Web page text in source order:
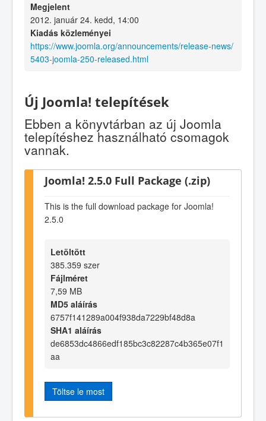
Megjelent
2012. január 24. kedd, 14:00
Kiadás közleményei
https://www.joomla.org/announcements/release-news/
5403-joomla-250-released.html
Új Joomla! telepítések
Ebben a könyvtárban az új Joomla
telepítéshez használható csomagok
vannak.
Joomla! 2.5.0 Full Package (.zip)
This is the full download package for Joomla!
2.5.0
Letöltött
385.359 szer
Fájlméret
7,59 MB
MD5 aláírás
6757f141289a004f938da7229bf48d8a
SHA1 aláírás
de6853dc4866edf185bc3c82287c4b365e07f1
aa
Töltse le most